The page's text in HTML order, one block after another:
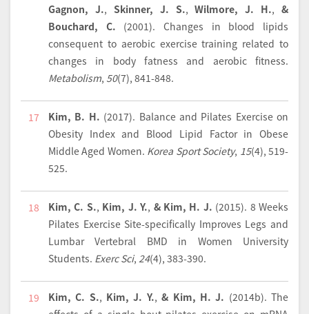
Gagnon, J., Skinner, J. S.,Wilmore, J. H., &
Bouchard, C. (2001).Changes in blood lipids
consequent to aerobic exercise training related to
changes in body fatness and aerobic fitness.
Metabolism, 50(7), 841-848.
17 Kim, B. H. (2017). Balance and Pilates Exercise on
Obesity Index and Blood Lipid Factor in Obese
Middle Aged Women. Korea Sport Society, 15(4), 519-
525.
18 Kim, C. S., Kim, J. Y., & Kim, H. J. (2015). 8 Weeks
Pilates Exercise Site-specifically Improves Legs and
Lumbar Vertebral BMD in Women University
Students. Exerc Sci, 24(4), 383-390.
19 Kim, C. S., Kim, J. Y.,& Kim, H. J. (2014b).The